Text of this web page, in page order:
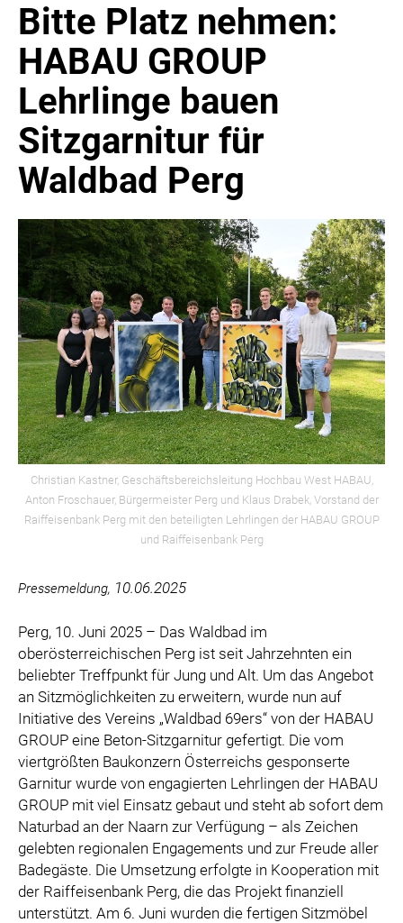
ATOMBODY
ATELIER JUNGWIRTH
BAIN & COMPANY
CROWE SOT
DIE UMSETZER
EGGERS & FRANKE ÖSTERREICH
FAS RESEARCH
HABAU GROUP
INSTITUTE OF SCIENCE AND TECHNOLOGY AUSTRIA (ISTA)
LUDWIG BOLTZMANN GESELLSCHAFT (LBG)
PURTSCHER RELATIONS
VBC
VERA PURE
WIENER SKIVERBAND
DIE TAFEL ÖSTERREICH
VERTESSI
KAMPAGNE: WIR SIND ÖSTERREICHER:INNEN.
MARKUS BREITENECKER
MEDIA
DOWNLOADS
PRESSEKONTAKT
Bitte Platz nehmen:
HABAU GROUP
Lehrlinge bauen
Sitzgarnitur für
Waldbad Perg
Christian Kastner, Geschäftsbereichsleitung Hochbau West HABAU,
Anton Froschauer, Bürgermeister Perg und Klaus Drabek, Vorstand der
Raiffeisenbank Perg mit den beteiligten Lehrlingen der HABAU GROUP
und Raiffeisenbank Perg
Pressemeldung, 10.06.2025
Perg, 10. Juni 2025 – Das Waldbad im
oberösterreichischen Perg ist seit Jahrzehnten ein
beliebter Treffpunkt für Jung und Alt. Um das Angebot
an Sitzmöglichkeiten zu erweitern, wurde nun auf
Initiative des Vereins „Waldbad 69ers“ von der HABAU
GROUP eine Beton-Sitzgarnitur gefertigt. Die vom
viertgrößten Baukonzern Österreichs gesponserte
Garnitur wurde von engagierten Lehrlingen der HABAU
GROUP mit viel Einsatz gebaut und steht ab sofort dem
Naturbad an der Naarn zur Verfügung – als Zeichen
gelebten regionalen Engagements und zur Freude aller
Badegäste. Die Umsetzung erfolgte in Kooperation mit
der Raiffeisenbank Perg, die das Projekt finanziell
unterstützt. Am 6. Juni wurden die fertigen Sitzmöbel